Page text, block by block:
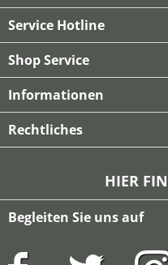
Service Hotline
Shop Service
Informationen
Rechtliches
HIER
Begleiten Sie uns auf